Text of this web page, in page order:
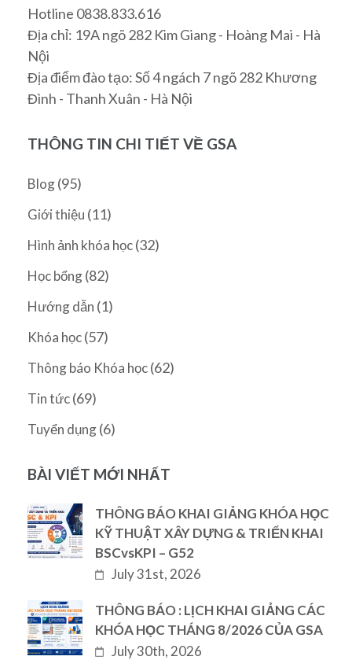
Hotline 0838.833.616
Địa chỉ: 19A ngõ 282 Kim Giang - Hoàng Mai - Hà
Nội
Địa điểm đào tạo: Số 4 ngách 7 ngõ 282 Khương
Đình - Thanh Xuân - Hà Nội
THÔNG TIN CHI TIẾT VỀ GSA
Blog(95)
Giới thiệu (11)
Hình ảnh khóa học(32)
Học bổng(82)
Hướng dẫn (1)
Khóa học(57)
Thông báo Khóa học(62)
Tin tức(69)
Tuyển dụng(6)
BÀI VIẾT MỚI NHẤT
THÔNG BÁO KHAI GIẢNG KHÓA HỌC
KỸ THUẬT XÂY DỰNG & TRIỂN KHAI
BSCvsKPI – G52
July 31st, 2026
THÔNG BÁO : LỊCH KHAI GIẢNG CÁC
KHÓA HỌC THÁNG 8/2026 CỦA GSA
July 30th, 2026